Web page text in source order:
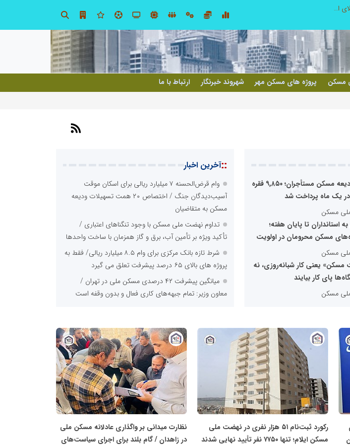
توسعه ورزش‌های رزمی و ترویج هرچه بهتر رشته‌های ورزشی، در گرو خلاقیت و نوآوری است لبنیات سنتی؛ میراثی که برای بقا به حمایت و نوآوری نیاز دارد
مسکن پروژه های مسکن مهر شهروند خبرنگار
ارتباط با ما
افزایش ۱۰۰ همتی سقف ودیعه مسکن مستأجران؛ ۹,۸۵۰ فقره
مسکن
استانداران تا پایان هفته؛
مسکن محرومان در اولویت
مسکن
مسکن» یعنی کار شبانه‌روزی، نه
پای کار بیایند
مسکن
::آخرین اخبار
وام قرض‌الحسنه ۷ میلیارد ریالی برای اسکان موقت
آسیب‌دیدگان جنگ / اختصاص ۲۰ همت تسهیلات ودیعه
مسکن به متقاضیان
تداوم نهضت ملی مسکن با وجود تنگناهای اعتباری /
تأکید ویژه بر تأمین آب، برق و گاز همزمان با ساخت واحدها
شرط تازه بانک مرکزی برای وام ۸.۵ میلیارد ریالی/ فقط به
پروژه های بالای ۶۵ درصد پیشرفت تعلق می گیرد
میانگین پیشرفت ۴۲ درصدی مسکن ملی در تهران /
معاون وزیر: تمام جبهه‌های کاری فعال و بدون وقفه است
تفویض اختیارات راهبردی به استانداران تا پایان هفته؛
شتاب‌دهی به تکمیل پروژه‌های مسکن محرومان در اولویت
استاندار خوزستان: «نهضت مسکن» یعنی کار شبانه‌روزی،
نه مکاتبه و لاک اداری / دستگاه‌ها پای کار بیایند
از مهرگان تا محمدیه؛ احیای دو پروژه عظیم مسکن با
پیشرفت ۷۵ و ۸۰ درصدی
افزایش ۱۰۰ همتی سقف ودیعه مسکن مستأجران؛ ۹,۸۵۰
فقره وام ۲,۱۹۳ میلیارد تومانی در یک ماه پرداخت شد
رکورد ثبت‌نام ۵۱ هزار نفری در نهضت ملی
مسکن ایلام؛ تنها ۷۷۵۰ نفر تأیید نهایی شدند
پایگاه
نهضت
ملی
مسکن
نظارت میدانی بر واگذاری عادلانه مسکن ملی
در زاهدان / گام بلند برای اجرای سیاست‌های
پایگاه
خبری
نهضت
ملی
مسکن